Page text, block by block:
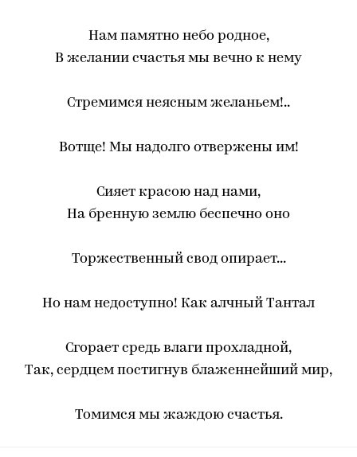
Нам памятно небо родное,
В желании счастья мы вечно к нему
Стремимся неясным желаньем!..
Вотще! Мы надолго отвержены им!
Сияет красою над нами,
На бренную землю беспечно оно
Торжественный свод опирает...
Но нам недоступно! Как алчный Тантал
Сгорает средь влаги прохладной,
Так, сердцем постигнув блаженнейший мир,
Томимся мы жаждою счастья.